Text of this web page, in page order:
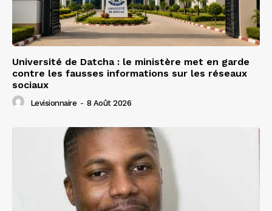
Université de Datcha : le ministère met en garde
contre les fausses informations sur les réseaux
sociaux
Levisionnaire - 8 Août 2026